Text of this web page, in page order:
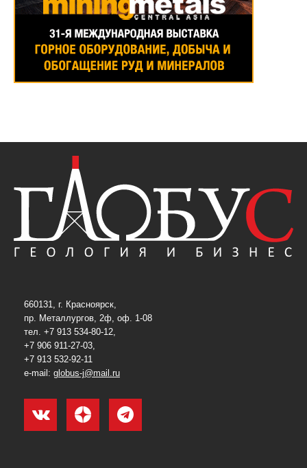
660131, г. Красноярск,
пр. Металлургов, 2ф, оф. 1-08
тел. +7 913 534-80-12,
+7 906 911-27-03,
+7 913 532-92-11
e-mail: globus-j@mail.ru